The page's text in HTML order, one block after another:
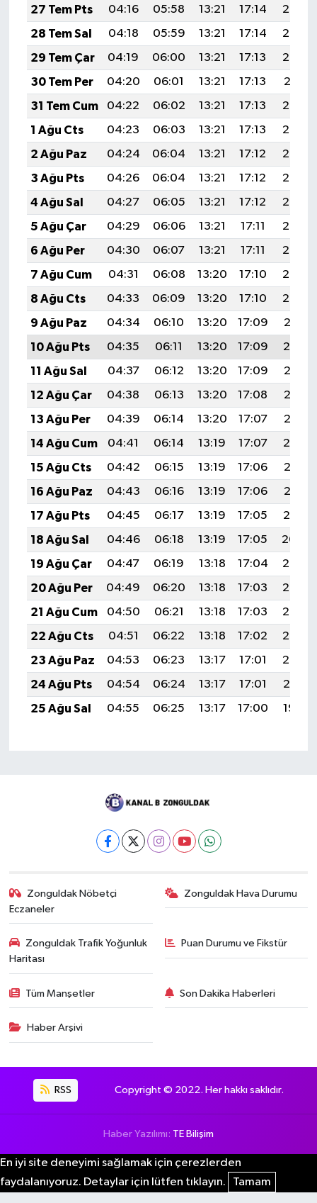
27 Tem Pts
04:16 05:58 13:21 17:14
20:34
28 Tem Sal
04:18 05:59 13:21 17:14
20:33
29 Tem Çar
04:19 06:00 13:21 17:13
20:32
30 Tem Per
04:20 06:01 13:21 17:13
20:31
31 Tem Cum
04:22 06:02 13:21 17:13
20:30
1 Ağu Cts
04:23 06:03 13:21 17:13
20:29
2 Ağu Paz
04:24 06:04 13:21 17:12
20:28
3 Ağu Pts
04:26 06:04 13:21 17:12
20:27
4 Ağu Sal
04:27 06:05 13:21 17:12
20:26
5 Ağu Çar
04:29 06:06 13:21 17:11
20:25
6 Ağu Per
04:30 06:07 13:21 17:11
20:24
7 Ağu Cum
04:31 06:08 13:20 17:10
20:23
8 Ağu Cts
04:33 06:09 13:20 17:10
20:22
9 Ağu Paz
04:34 06:10 13:20 17:09
20:21
10 Ağu Pts
04:35 06:11 13:20 17:09
20:19
11 Ağu Sal
04:37 06:12 13:20 17:09
20:18
12 Ağu Çar
04:38 06:13 13:20 17:08
20:17
13 Ağu Per
04:39 06:14 13:20 17:07
20:16
14 Ağu Cum
04:41 06:14 13:19 17:07
20:14
15 Ağu Cts
04:42 06:15 13:19 17:06
20:13
16 Ağu Paz
04:43 06:16 13:19 17:06
20:12
17 Ağu Pts
04:45 06:17 13:19 17:05
20:10
18 Ağu Sal
04:46 06:18 13:19 17:05
20:09
19 Ağu Çar
04:47 06:19 13:18 17:04
20:08
20 Ağu Per
04:49 06:20 13:18 17:03
20:06
21 Ağu Cum
04:50 06:21 13:18 17:03
20:05
22 Ağu Cts
04:51 06:22 13:18 17:02
20:03
23 Ağu Paz
04:53 06:23 13:17 17:01
20:02
24 Ağu Pts
04:54 06:24 13:17 17:01
20:01
25 Ağu Sal
04:55 06:25 13:17 17:00 19:59
Zonguldak Nöbetçi
Eczaneler
Zonguldak Hava Durumu
Zonguldak Trafik Yoğunluk
Haritası
Puan Durumu ve Fikstür
Tüm Manşetler Son Dakika Haberleri
Haber Arşivi
RSS Copyright © 2022. Her hakkı saklıdır.
Haber Yazılımı: TE Bilişim
En iyi site deneyimi sağlamak için çerezlerden
faydalanıyoruz. Detaylar için lütfen tıklayın.
Tamam